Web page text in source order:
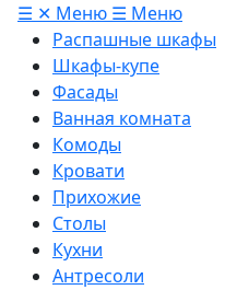
☰ ✕ Меню ☰ Меню
Распашные шкафы
Шкафы-купе
Фасады
Ванная комната
Комоды
Кровати
Прихожие
Столы
Кухни
Антресоли